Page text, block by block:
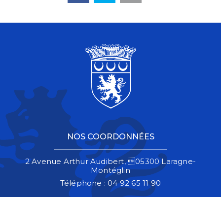
NOS COORDONNÉES
2 Avenue Arthur Audibert, 05300 Laragne-
Montéglin
Téléphone :04 92 65 11 90